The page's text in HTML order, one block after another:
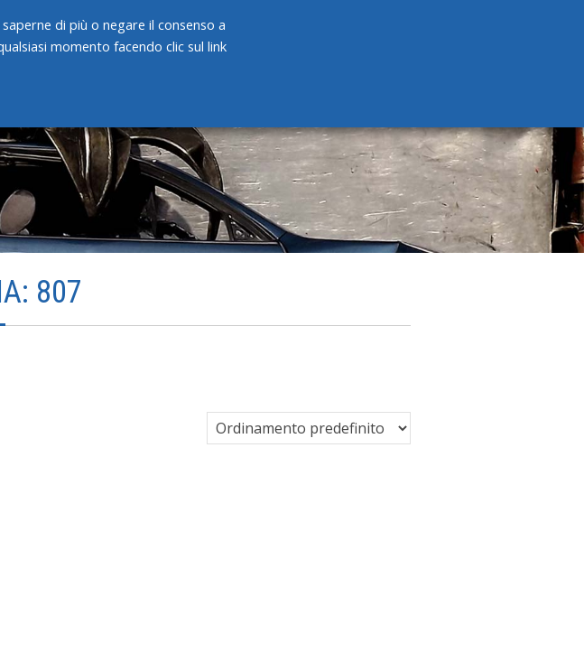
CHI SIAMO SERVIZI PRODOTTI
807
di più o negare il consenso a
momento facendo clic sul link